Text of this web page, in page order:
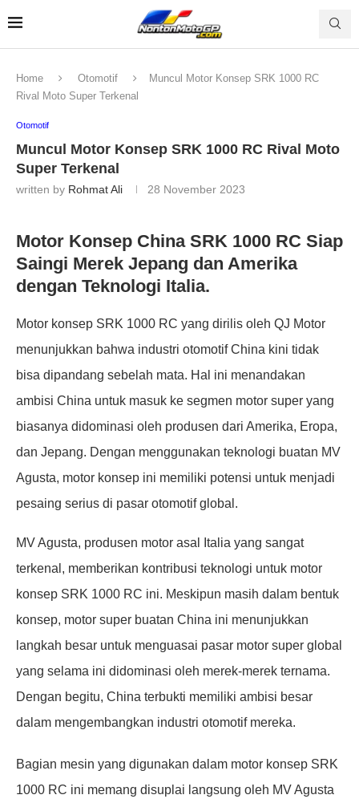
Home Otomotif
Muncul Motor Konsep SRK 1000 RC
Rival Moto Super Terkenal
Otomotif
Muncul Motor Konsep SRK 1000 RC Rival Moto
Super Terkenal
written by Rohmat Ali 28 November 2023
Motor Konsep China SRK 1000 RC Siap
Saingi Merek Jepang dan Amerika
dengan Teknologi Italia.
Motor konsep SRK 1000 RC yang dirilis oleh QJ Motor
menunjukkan bahwa industri otomotif China kini tidak
bisa dipandang sebelah mata. Hal ini menandakan
ambisi China untuk masuk ke segmen motor super yang
biasanya didominasi oleh produsen dari Amerika, Eropa,
dan Jepang. Dengan menggunakan teknologi buatan MV
Agusta, motor konsep ini memiliki potensi untuk menjadi
pesaing serius di pasar otomotif global.
MV Agusta, produsen motor asal Italia yang sangat
terkenal, memberikan kontribusi teknologi untuk motor
konsep SRK 1000 RC ini. Meskipun masih dalam bentuk
konsep, motor super buatan China ini menunjukkan
langkah besar untuk menguasai pasar motor super global
yang selama ini didominasi oleh merek-merek ternama.
Dengan begitu, China terbukti memiliki ambisi besar
dalam mengembangkan industri otomotif mereka.
Bagian mesin yang digunakan dalam motor konsep SRK
1000 RC ini memang disuplai langsung oleh MV Agusta